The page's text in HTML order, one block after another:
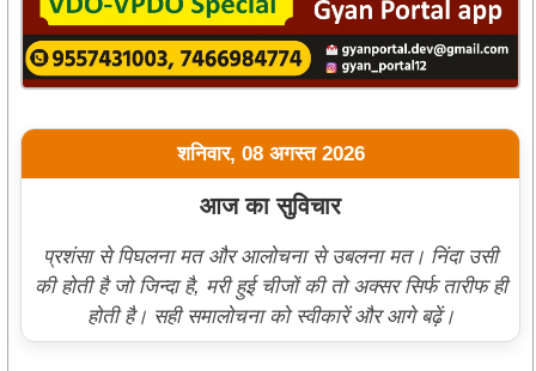
शनिवार, 08 अगस्त 2026
आज का सुविचार
प्रशंसा से पिघलना मत और आलोचना से उबलना मत। निंदा उसी
की होती है जो जिन्दा है, मरी हुई चीजों की तो अक्सर सिर्फ तारीफ ही
होती है। सही समालोचना को स्वीकारें और आगे बढ़ें।